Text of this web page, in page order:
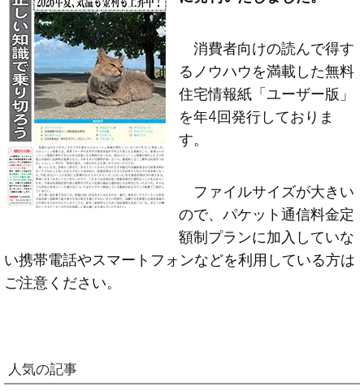
消費者向けの読んで得す
るノウハウを満載した無料
住宅情報紙「ユーザー版」
を年4回発行しておりま
す。
ファイルサイズが大きい
ので、パケット通信料金定
額制プランに加入していな
い携帯電話やスマートフォンなどを利用している方は
ご注意ください。
人気の記事